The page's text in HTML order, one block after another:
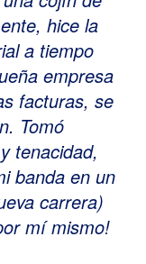
hice la
a tiempo
empresa
facturas, se
Tomó
tenacidad,
banda en un
carrera)
mí mismo!